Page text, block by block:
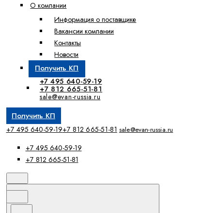
О компании
Информация о поставщике
Вакансии компании
Контакты
Новости
Получить КП
+7 495 640-59-19
+7 812 665-51-81
sale@evan-russia.ru
Получить КП
+7 495 640-59-19+7 812 665-51-81 sale@evan-russia.ru
+7 495 640-59-19
+7 812 665-51-81